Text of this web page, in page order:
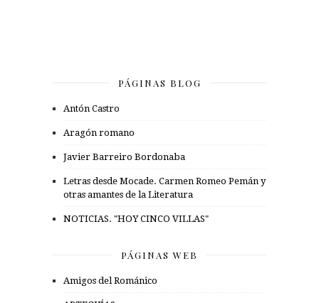
PÁGINAS BLOG
Antón Castro
Aragón romano
Javier Barreiro Bordonaba
Letras desde Mocade. Carmen Romeo Pemán y
otras amantes de la Literatura
NOTICIAS. "HOY CINCO VILLAS"
PÁGINAS WEB
Amigos del Románico